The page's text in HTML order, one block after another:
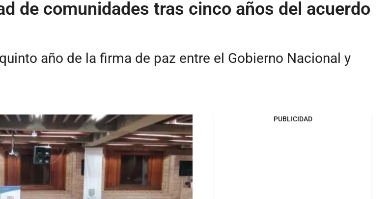
de comunidades tras cinco años del acuerdo
año de la firma de paz entre el Gobierno Nacional y
PUBLICIDAD